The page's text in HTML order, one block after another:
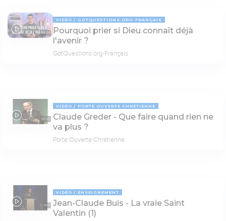
04:24
VIDÉO GOTQUESTIONS.ORG-FRANÇAIS
Pourquoi prier si Dieu connaît déjà
l'avenir ?
GotQuestions.org-Français
50:50
VIDÉO PORTE OUVERTE CHRÉTIENNE
Claude Greder - Que faire quand rien ne
va plus ?
Porte Ouverte Chrétienne
11:01
VIDÉO ENSEIGNEMENT
Jean-Claude Buis - La vraie Saint
Valentin (1)